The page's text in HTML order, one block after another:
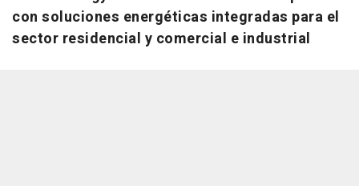
con soluciones energéticas integradas para el
sector residencial y comercial e industrial